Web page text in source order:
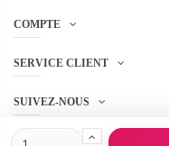
COMPTE
SERVICE CLIENT
SUIVEZ-NOUS